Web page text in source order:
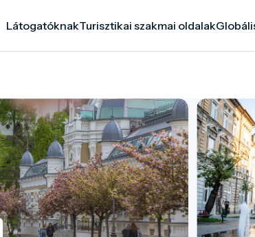
LátogatóknakTurisztikai szakmai oldalak